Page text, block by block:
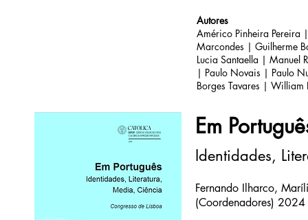
Autores
Américo Pinheira
Marcondes | Guilherme
Lucia Santaella |
| Paulo Novais | Paulo
Borges Tavares | William
Sou um parágrafo.
Em
Identidades,
Fernando Ilharco,
(Coordenadores) 2024